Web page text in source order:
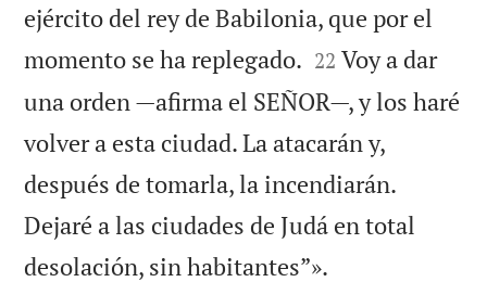
ejército del rey de Babilonia, que por el
momento se ha replegado. 

22 Voy a dar
una orden —afirma el SEÑOR—, y los haré
volver a esta ciudad. La atacarán y,
después de tomarla, la incendiarán.
Dejaré a las ciudades de Judá en total
desolación, sin habitantes”».